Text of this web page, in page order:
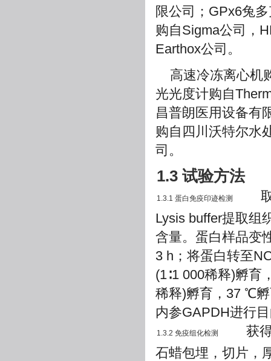
限公司；GPx6兔
购自Sigma公司，
Earthox公司。
高速冷冻离心机
光光度计购自
昌普朗医用设备有
购自四川沃特尔水
司。
1.3 试验方法
1.3.1 蛋白免疫印迹检测
取
Lysis buffer提取组
含量。蛋白样品变
3 h；将蛋白转至
(1∶1 000稀释)孵育
稀释)孵育，37 ℃
内参GAPDH进行
1.3.2 免疫组化检测
获得
石蜡包埋，切片，